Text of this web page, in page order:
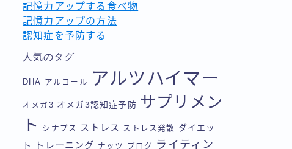
記憶力アップする食べ物
記憶力アップの方法
認知症を予防する
人気のタグ
DHA アルコール アルツハイマー
オメガ3 オメガ3認知症予防 サプリメン
ト
シナプス ストレス ストレス発散 ダイエッ
ト
トレーニング ナッツ ブログ
ライティン